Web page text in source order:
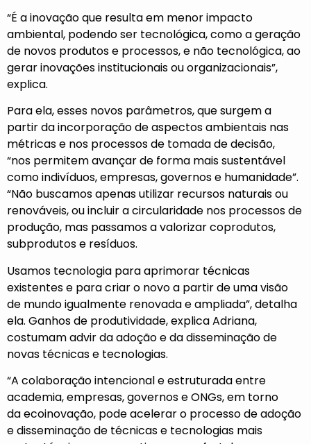
“É a inovação que resulta em menor impacto
ambiental, podendo ser tecnológica, como a geração
de novos produtos e processos, e não tecnológica, ao
gerar inovações institucionais ou organizacionais”,
explica.
Para ela, esses novos parâmetros, que surgem a
partir da incorporação de aspectos ambientais nas
métricas e nos processos de tomada de decisão,
“nos permitem avançar de forma mais sustentável
como indivíduos, empresas, governos e humanidade”.
“Não buscamos apenas utilizar recursos naturais ou
renováveis, ou incluir a circularidade nos processos de
produção, mas passamos a valorizar coprodutos,
subprodutos e resíduos.
Usamos tecnologia para aprimorar técnicas
existentes e para criar o novo a partir de uma visão
de mundo igualmente renovada e ampliada”, detalha
ela. Ganhos de produtividade, explica Adriana,
costumam advir da adoção e da disseminação de
novas técnicas e tecnologias.
“A colaboração intencional e estruturada entre
academia, empresas, governos e ONGs, em torno
da ecoinovação, pode acelerar o processo de adoção
e disseminação de técnicas e tecnologias mais